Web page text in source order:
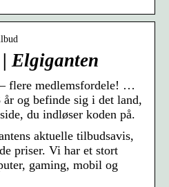
Elgiganten
flere medlemsfordele! …
og befinde sig i det land,
du indløser koden på.
aktuelle tilbudsavis,
priser. Vi har et stort
gaming, mobil og